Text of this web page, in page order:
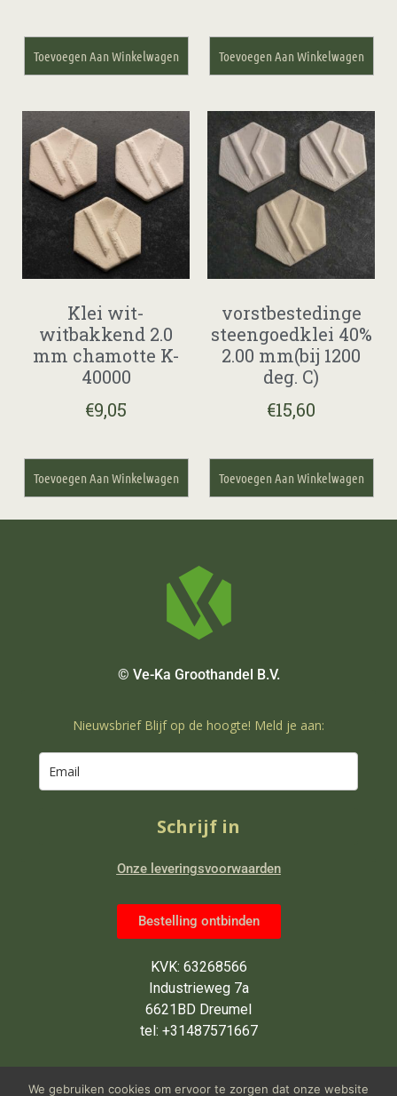
Toevoegen Aan Winkelwagen Toevoegen Aan Winkelwagen
Klei wit-
witbakkend 2.0
mm chamotte K-
40000
€9,05
Toevoegen Aan Winkelwagen
vorstbestedinge
steengoedklei 40%
2.00 mm(bij 1200
deg. C)
€15,60
Toevoegen Aan Winkelwagen
© Ve-Ka Groothandel B.V.
Nieuwsbrief Blijf op de hoogte! Meld je aan:
Schrijf in
Onze leveringsvoorwaarden
Bestelling ontbinden
KVK: 63268566
Industrieweg 7a
6621BD Dreumel
tel: +31487571667
Wij zijn van maandag tot en met
We gebruiken cookies om ervoor te zorgen dat onze website